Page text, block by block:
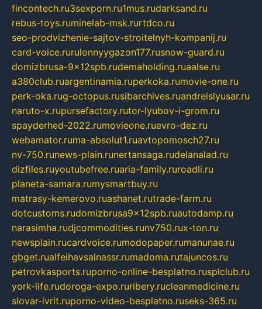
fincontech.ru3sexporn.ru1mus.rudarksand.ru
rebus-toys.ruminelab-msk.rurtdco.ru
seo-prodvizhenie-sajtov-stroitelnyh-kompanij.ru
card-voice.rurulonnyygazon177.rusnow-guard.ru
domizbrusa-9x12spb.rudemaholding.ruaalse.ru
a380club.ruargentinamia.ruperkoka.rumovie-one.ru
perk-oka.rug-octopus.rusibarchives.ruandreislyusar.ru
naruto-x.rupursefactory.rutor-lyubov-i-grom.ru
spayderhed-2022.rumovieone.ruevro-dez.ru
webamator.ruma-absolut1.ruavtopomosch27.ru
nv-750.runews-plain.runertansaga.rudelanalad.ru
dizfiles.ruyoutubefree.ruaria-family.ruroadli.ru
planeta-samara.rumysmartbuy.ru
matrasy-kemerovo.ruashanet.rutrade-farm.ru
dotcustoms.rudomizbrusa9x12spb.ruautodamp.ru
narasimha.rudjcommodities.runv750.rux-ton.ru
newsplain.rucardvoice.rumodopaper.rumanunae.ru
gbget.rualfeihavsalnassr.rumadoma.rutajuncos.ru
petrovkasports.ruporno-online-besplatno.rusplclub.ru
york-life.rudoroga-expo.ruribery.rucleanmedicine.ru
slovar-ivrit.ruporno-video-besplatno.ruseks-365.ru